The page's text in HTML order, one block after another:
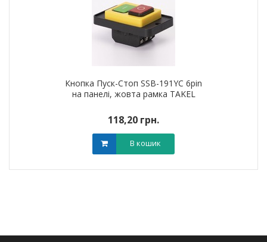
Кнопка Пуск-Стоп SSB-191YC 6pin
на панелі, жовта рамка TAKEL
118,20 грн.
В кошик